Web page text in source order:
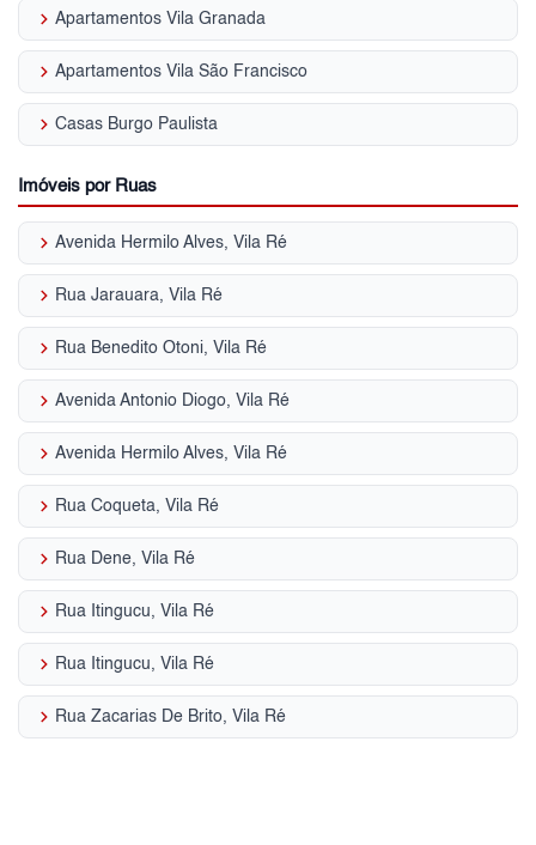
keyboard_arrow_right Apartamentos Vila Granada
keyboard_arrow_right Apartamentos Vila São Francisco
keyboard_arrow_right Casas Burgo Paulista
Imóveis por Ruas
keyboard_arrow_right Avenida Hermilo Alves, Vila Ré
keyboard_arrow_right Rua Jarauara, Vila Ré
keyboard_arrow_right Rua Benedito Otoni, Vila Ré
keyboard_arrow_right Avenida Antonio Diogo, Vila Ré
keyboard_arrow_right Avenida Hermilo Alves, Vila Ré
keyboard_arrow_right Rua Coqueta, Vila Ré
keyboard_arrow_right Rua Dene, Vila Ré
keyboard_arrow_right Rua Itingucu, Vila Ré
keyboard_arrow_right Rua Itingucu, Vila Ré
keyboard_arrow_right Rua Zacarias De Brito, Vila Ré